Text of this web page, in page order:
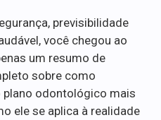
previsibilidade
você chegou ao
um resumo de
sobre como
plano odontológico mais
ele se aplica à realidade